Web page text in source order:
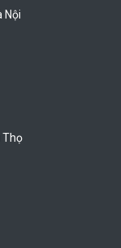
Nội
Thọ